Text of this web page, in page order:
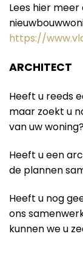
Lees hier
https://
ARCHITECT
Heeft u reeds
maar zoekt u
van uw
Heeft u een
de plannen
Heeft u nog
ons
kunnen we u